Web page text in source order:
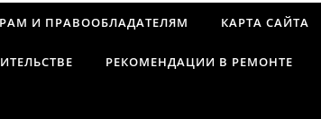
И ПРАВООБЛАДАТЕЛЯМ КАРТА САЙТА
РЕКОМЕНДАЦИИ В РЕМОНТЕ